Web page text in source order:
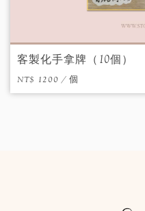
客製化手拿牌（10個）
NT$ 1200 / 個